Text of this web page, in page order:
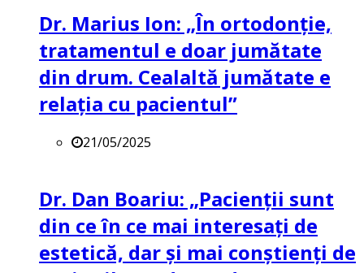
Dr. Marius Ion: „În ortodonție,
tratamentul e doar jumătate
din drum. Cealaltă jumătate e
relația cu pacientul”
21/05/2025
Dr. Dan Boariu: „Pacienții sunt
din ce în ce mai interesați de
estetică, dar și mai conștienți de